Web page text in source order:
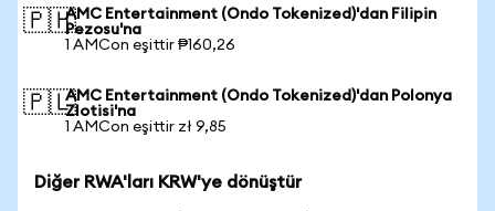
🇵🇭AMC Entertainment (Ondo Tokenized)'dan Filipin
Pezosu'na
1 AMCon eşittir ₱160,26
🇵🇱AMC Entertainment (Ondo Tokenized)'dan Polonya
Zlotisi'na
1 AMCon eşittir zł 9,85
Diğer RWA'ları KRW'ye dönüştür